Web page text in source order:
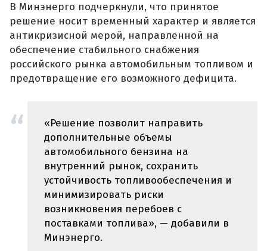
В Минэнерго подчеркнули, что принятое
решение носит временный характер и является
антикризисной мерой, направленной на
обеспечение стабильного снабжения
российского рынка автомобильным топливом и
предотвращение его возможного дефицита.
«Решение позволит направить
дополнительные объемы
автомобильного бензина на
внутренний рынок, сохранить
устойчивость топливообеспечения и
минимизировать риски
возникновения перебоев с
поставками топлива», — добавили в
Минэнерго.